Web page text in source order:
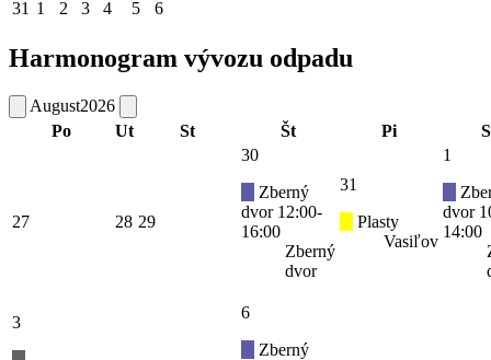
31 1 2 3 4 5 6
Harmonogram vývozu odpadu
August2026
Po
Ut St Št Pi
27 28 29
30
Zberný
dvor 12:00-
16:00
Zberný
dvor
31
Plasty
Vasiľov
1
dvor
14:00
3
6
Zberný